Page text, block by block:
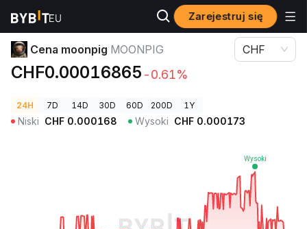
Zarejestruj się
Ceny kryptowalut Cena moonpig MOONPIG
Cena moonpig MOONPIG
CHF0.00016865 -0.61%
CHF
24H 7D 14D 30D 60D 200D 1Y
Niski CHF 0.000168 Wysoki CHF 0.000173